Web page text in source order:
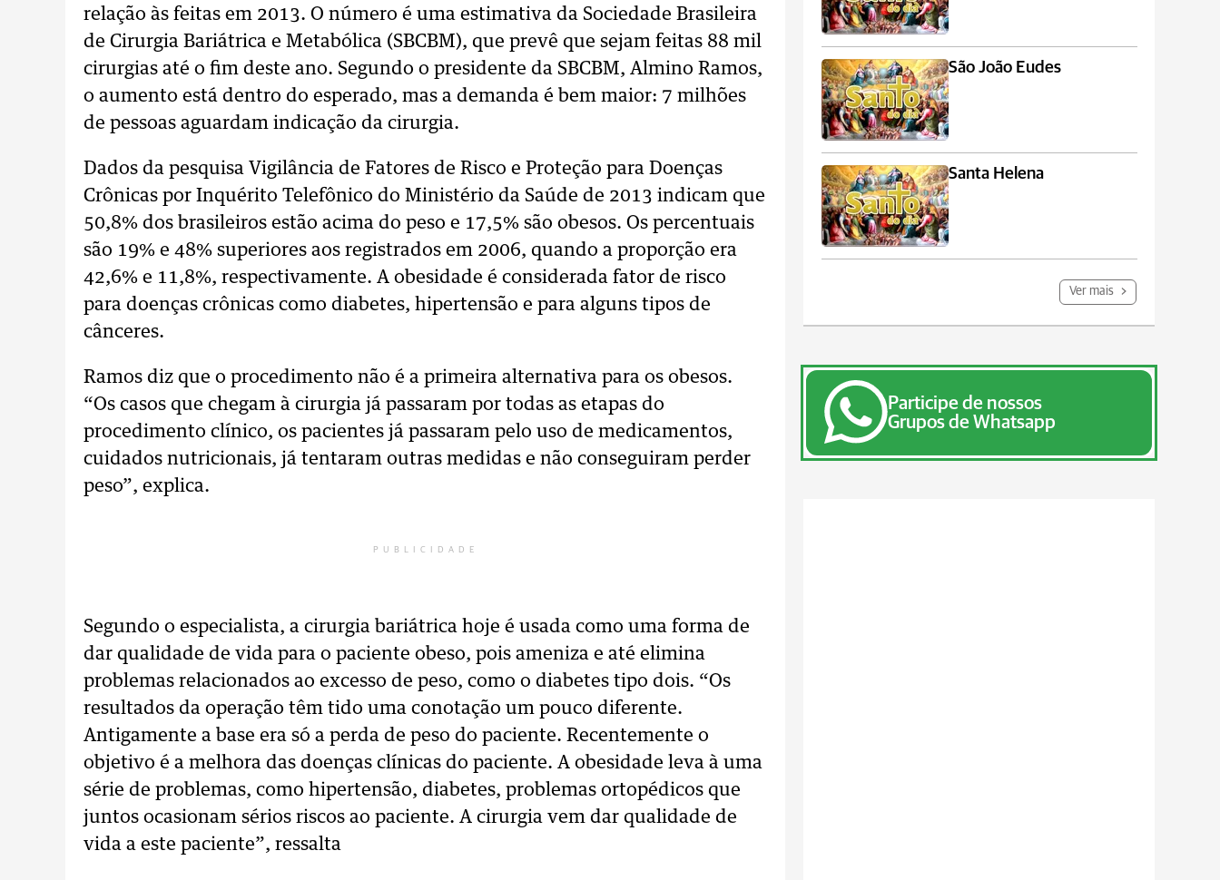
relação às feitas em 2013. O número é uma estimativa da Sociedade Brasileira
de Cirurgia Bariátrica e Metabólica (SBCBM), que prevê que sejam feitas 88 mil
cirurgias até o fim deste ano. Segundo o presidente da SBCBM, Almino Ramos,
o aumento está dentro do esperado, mas a demanda é bem maior: 7 milhões
de pessoas aguardam indicação da cirurgia.
Dados da pesquisa Vigilância de Fatores de Risco e Proteção para Doenças
Crônicas por Inquérito Telefônico do Ministério da Saúde de 2013 indicam que
50,8% dos brasileiros estão acima do peso e 17,5% são obesos. Os percentuais
são 19% e 48% superiores aos registrados em 2006, quando a proporção era
42,6% e 11,8%, respectivamente. A obesidade é considerada fator de risco
para doenças crônicas como diabetes, hipertensão e para alguns tipos de
cânceres.
Ramos diz que o procedimento não é a primeira alternativa para os obesos.
“Os casos que chegam à cirurgia já passaram por todas as etapas do
procedimento clínico, os pacientes já passaram pelo uso de medicamentos,
cuidados nutricionais, já tentaram outras medidas e não conseguiram perder
peso”, explica.
PUBLICIDADE
Segundo o especialista, a cirurgia bariátrica hoje é usada como uma forma de
dar qualidade de vida para o paciente obeso, pois ameniza e até elimina
problemas relacionados ao excesso de peso, como o diabetes tipo dois. “Os
resultados da operação têm tido uma conotação um pouco diferente.
Antigamente a base era só a perda de peso do paciente. Recentemente o
objetivo é a melhora das doenças clínicas do paciente. A obesidade leva à uma
série de problemas, como hipertensão, diabetes, problemas ortopédicos que
juntos ocasionam sérios riscos ao paciente. A cirurgia vem dar qualidade de
vida a este paciente”, ressalta
São João Eudes
Santa Helena
Ver mais
Participe de nossos
Grupos de Whatsapp